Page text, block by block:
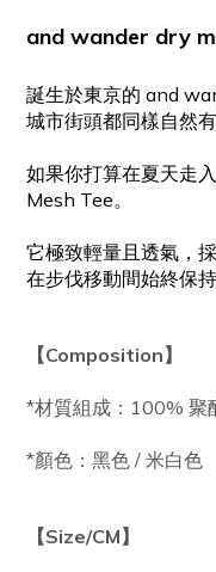
and wander dry
誕生於東京的 and
城市街頭都同樣自然
如果你打算在夏天走
Mesh Tee。
它極致輕量且透氣，
在步伐移動間始終保持
【Composition】
*材質組成：100% 聚
*顏色：黑色 / 米白色
【Size/CM】